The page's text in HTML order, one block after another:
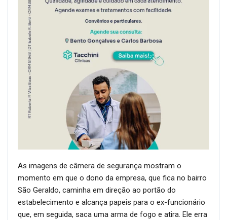
As imagens de câmera de segurança mostram o
momento em que o dono da empresa, que fica no bairro
São Geraldo, caminha em direção ao portão do
estabelecimento e alcança papeis para o ex-funcionário
que, em seguida, saca uma arma de fogo e atira. Ele erra